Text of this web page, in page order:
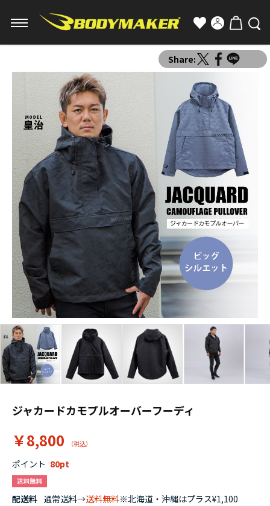
Share:
ジャカードカモプルオーバーフーディ
￥8,800
ポイント 80
配送料 通常送料→送料無料※北海道・沖縄はプラス¥1,100